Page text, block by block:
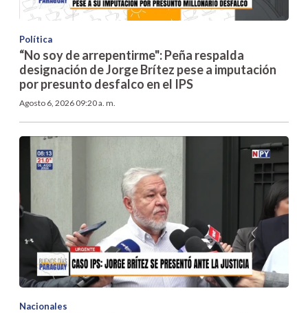
Política
“No soy de arrepentirme": Peña respalda
designación de Jorge Brítez pese a imputación
por presunto desfalco en el IPS
Agosto 6, 2026 09:20 a. m.
Nacionales